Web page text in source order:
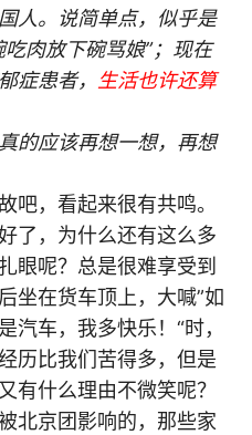
人。说简单点，似乎是
肉放下碗骂娘”；现在
症患者，
生活也许还算
的应该再想一想，再想
吧，看起来很有共鸣。
了，为什么还有这么多
眼呢？总是很难享受到
坐在货车顶上，大喊”如
汽车，我多快乐！“时，
历比我们苦得多，但是
有什么理由不微笑呢？
北京团影响的，那些家